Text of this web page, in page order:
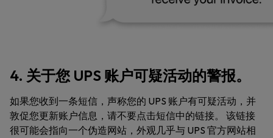
4. 关于您 UPS 账户可疑活动的警报。
如果您收到一条短信，声称您的 UPS 账户有可疑活动，并
敦促您更新账户信息，请不要点击短信中的链接。 该链接
很可能会指向一个伪造网站，外观几乎与 UPS 官方网站相